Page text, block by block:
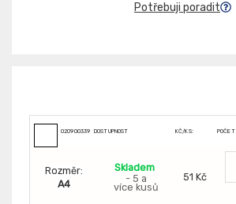
Potřebuji poradit
020900339 DOSTUPNOST KČ/KS: POČET
Rozměr:
A4
Skladem
- 5 a
více kusů
51 Kč